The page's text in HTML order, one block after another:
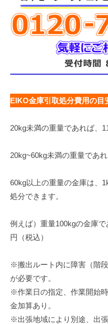
EIKO金庫引取処分費用の目
20kg未満の重量であれば、
20kg~60kg未満の重量であ
60kg以上の重量の金庫は、
処分できます。
例えば）重量100kgの金庫
円（税込）
※搬出ルート内に障害（階
が必要です。
※作業日の指定、作業開始
金加算あり。
※出張地域により別途、出張